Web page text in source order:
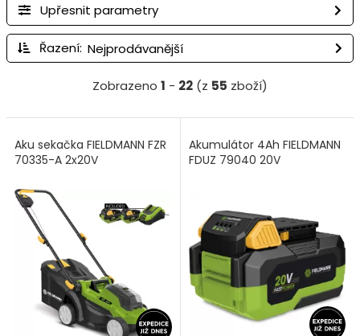
Upřesnit parametry
Řazení:
Zobrazeno 1 - 22 (z 55 zboží)
Aku sekačka FIELDMANN FZR
70335-A 2x20V
Akumulátor 4Ah FIELDMANN
FDUZ 79040 20V